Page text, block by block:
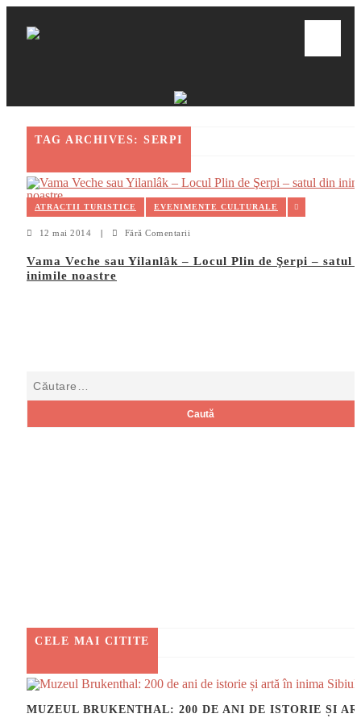
TAG ARCHIVES: SERPI
ATRACTII TURISTICE EVENIMENTE CULTURALE
12 mai 2014 | Fără Comentarii
Vama Veche sau Yilanlâk – Locul Plin de Şerpi – satul
inimile noastre
CELE MAI CITITE